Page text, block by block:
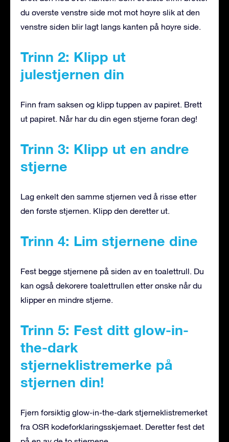
du øverste venstre side mot mot høyre slik at den
venstre siden blir lagt langs kanten på høyre side.
Trinn 2: Klipp ut
julestjernen din
Finn fram saksen og klipp tuppen av papiret. Brett
ut papiret. Når har du din egen stjerne foran deg!
Trinn 3: Klipp ut en andre
stjerne
Lag enkelt den samme stjernen ved å risse etter
den første stjernen. Klipp den deretter ut.
Trinn 4: Lim stjernene dine
Fest begge stjernene på siden av en toalettrull. Du
kan også dekorere toalettrullen etter ønske når du
klipper en mindre stjerne.
Trinn 5: Fest ditt glow-in-
the-dark
stjerneklistremerke på
stjernen din!
Fjern forsiktig glow-in-the-dark stjerneklistremerket
fra OSR kodeforklaringsskjemaet. Deretter fest det